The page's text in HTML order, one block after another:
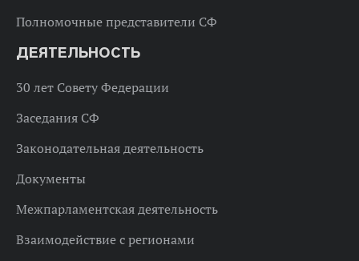
Полномочные представители СФ
ДЕЯТЕЛЬНОСТЬ
30 лет Совету Федерации
Заседания СФ
Законодательная деятельность
Документы
Межпарламентская деятельность
Взаимодействие с регионами